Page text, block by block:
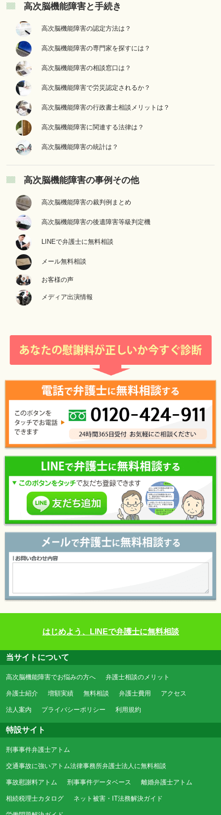
高次脳機能障害と手続き
高次脳機能障害の認定方法は？
高次脳機能障害の専門家を探すには？
高次脳機能障害の相談窓口は？
高次脳機能障害で労災認定されるか？
高次脳機能障害の行政書士相談メリットは？
高次脳機能障害に関連する法律は？
高次脳機能障害の統計は？
高次脳機能障害の事例その他
高次脳機能障害の裁判例まとめ
高次脳機能障害の後遺障害等級判定機
LINEで弁護士に無料相談
メール無料相談
お客様の声
メディア出演情報
はじめよう、LINEで弁護士に無料相談
当サイトについて
高次脳機能障害でお悩みの方へ 弁護士相談のメリット
弁護士紹介 増額実績 無料相談 弁護士費用 アクセス
法人案内 プライバシーポリシー 利用規約
特設サイト
刑事事件弁護士アトム
交通事故に強いアトム法律事務所弁護士法人に無料相談
事故慰謝料アトム 刑事事件データベース 離婚弁護士アトム
相続税理士カタログ ネット被害・IT法務解決ガイド